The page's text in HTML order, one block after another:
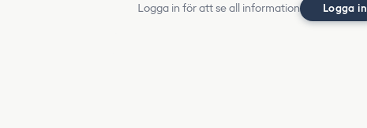
Logga in för att se all information Logga in